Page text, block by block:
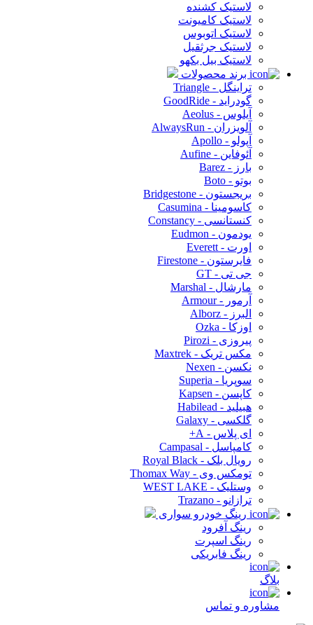
لاستیک کشنده
لاستیک کامیونت
لاستیک اتوبوس
لاستیک جرثقیل
لاستیک بیل بکهو
برند محصولات
تراینگل - Triangle
گودراید - GoodRide
آیلوس - Aeolus
آلویزران - AlwaysRun
آپولو - Apollo
آئوفاین - Aufine
بارز - Barez
بوتو - Boto
بریجستون - Bridgestone
کاسومینا - Casumina
کنستانسی - Constancy
یودمون - Eudmon
اورت - Everett
فایرستون - Firestone
جی تی - GT
مارشال - Marshal
آرمور - Armour
البرز - Alborz
اوزکا - Ozka
پیروزی - Pirozi
مکس تریک - Maxtrek
نکسن - Nexen
سوپریا - Superia
کاپسن - Kapsen
هبیلید - Habilead
گلکسی - Galaxy
ای پلاس - A+
کامپاسل - Campasal
رویال بلک - Royal Black
تومکس وی - Thomax Way
وستلیک - WEST LAKE
ترازانو - Trazano
رینگ خودرو سواری
رینگ آفرود
رینگ اسپرت
رینگ فابریکی
بلاگ
مشاوره و تماس